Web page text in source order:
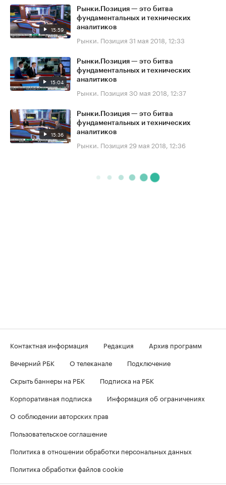
15:59
Рынки.Позиция — это битва
фундаментальных и технических
аналитиков
Рынки. Позиция 31 мая 2018, 12:33
15:04
Рынки.Позиция — это битва
фундаментальных и технических
аналитиков
Рынки. Позиция 30 мая 2018, 12:37
15:36
Рынки.Позиция — это битва
фундаментальных и технических
аналитиков
Рынки. Позиция 29 мая 2018, 12:36
Контактная информация Редакция
Архив программ
Вечерний РБК
О телеканале
Подключение
Скрыть баннеры на РБК
Подписка на РБК
Корпоративная подписка
Информация об ограничениях
О соблюдении авторских прав
Пользовательское соглашение
Политика в отношении обработки персональных данных
Политика обработки файлов cookie